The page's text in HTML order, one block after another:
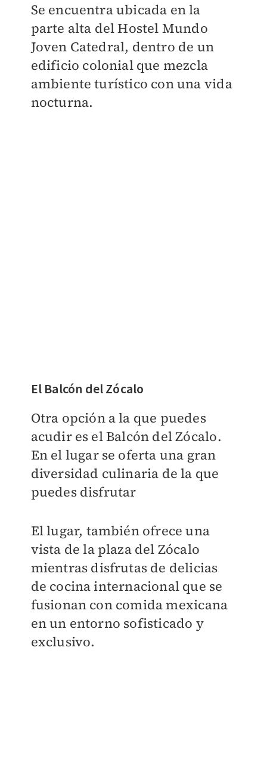
Se encuentra ubicada en la
parte alta del Hostel Mundo
Joven Catedral, dentro de un
edificio colonial que mezcla
ambiente turístico con una vida
nocturna.
El Balcón del Zócalo
Otra opción a la que puedes
acudir es el Balcón del Zócalo.
En el lugar se oferta una gran
diversidad culinaria de la que
puedes disfrutar
El lugar, también ofrece una
vista de la plaza del Zócalo
mientras disfrutas de delicias
de cocina internacional que se
fusionan con comida mexicana
en un entorno sofisticado y
exclusivo.